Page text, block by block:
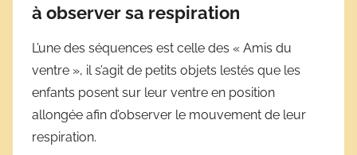
à observer sa respiration
L’une des séquences est celle des « Amis du
ventre », il s’agit de petits objets lestés que les
enfants posent sur leur ventre en position
allongée afin d’observer le mouvement de leur
respiration.